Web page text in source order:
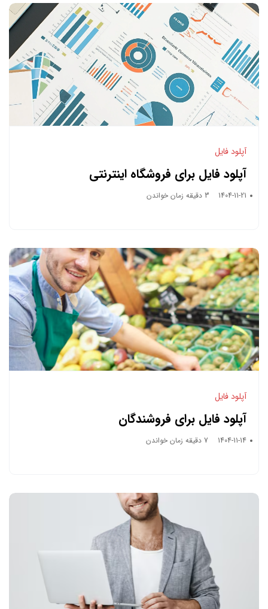
آپلود فایل
آپلود فایل برای فروشگاه اینترنتی
1404-11-21 3 دقیقه زمان خواندن
آپلود فایل
آپلود فایل برای فروشندگان
1404-11-14 7 دقیقه زمان خواندن